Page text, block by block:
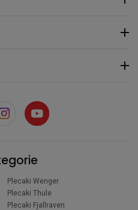
Plecaki Wenger
Plecaki Thule
Plecaki Fjallraven